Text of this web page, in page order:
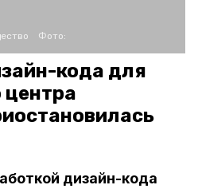
Фото:
кода для
центра
дизайн-кода